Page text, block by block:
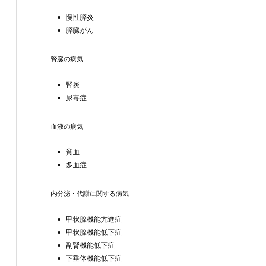
慢性膵炎
膵臓がん
腎臓の病気
腎炎
尿毒症
血液の病気
貧血
多血症
内分泌・代謝に関する病気
甲状腺機能亢進症
甲状腺機能低下症
副腎機能低下症
下垂体機能低下症